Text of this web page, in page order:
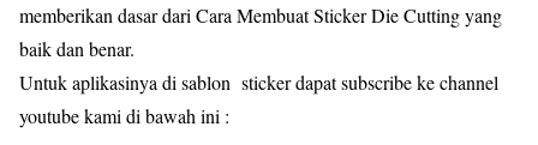
memberikan dasar dari Cara Membuat Sticker Die Cutting yang
baik dan benar.
Untuk aplikasinya di sablon sticker dapat subscribe ke channel
youtube kami di bawah ini :